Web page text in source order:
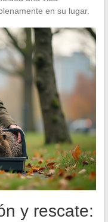
en su lugar.
y rescate: